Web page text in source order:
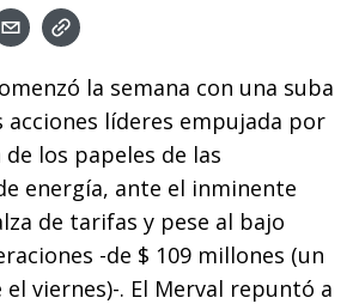
la semana con una suba
acciones líderes empujada por
los papeles de las
energía, ante el inminente
de tarifas y pese al bajo
-de $ 109 millones (un
el viernes)-. El Merval repuntó a